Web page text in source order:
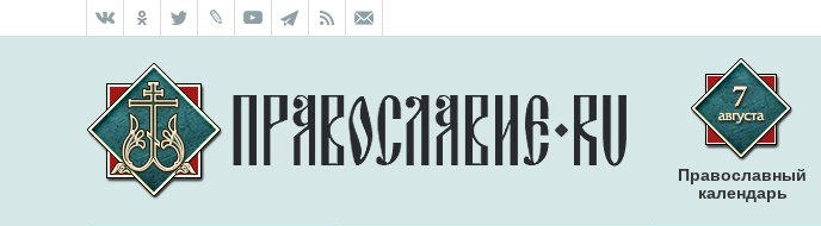
Православный
календарь